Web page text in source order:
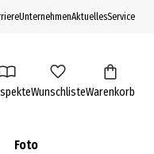
UnternehmenAktuellesService
WunschlisteWarenkorb
Foto